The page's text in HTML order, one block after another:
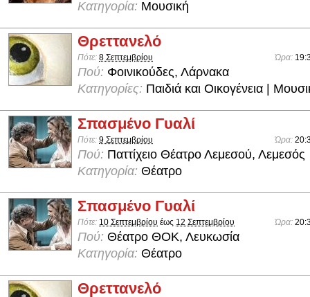
Κατηγορία: Μουσική
Θρεττανελό
Πότε: 8 Σεπτεμβρίου Ώρα:
Πού: Φοινικούδες, Λάρνακα
Κατηγορίες: Παιδιά και Οικογένεια |
Σπασμένο Γυαλί
Πότε: 9 Σεπτεμβρίου Ώρα:
Πού: Παττίχειο Θέατρο Λεμεσού, Λεμεσός
Κατηγορία: Θέατρο
Σπασμένο Γυαλί
Πότε: 10 Σεπτεμβρίου έως 12 Σεπτεμβρίου Ώρα:
Πού: Θέατρο ΘΟΚ, Λευκωσία
Κατηγορία: Θέατρο
Θρεττανελό